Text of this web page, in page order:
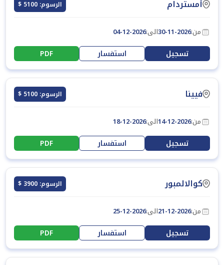
أمستردام الرسوم: 5100 $
من:30-11-2026الى:04-12-2026
تسجيل استفسار PDF
فيينا الرسوم: 5100 $
من:14-12-2026الى:18-12-2026
تسجيل استفسار PDF
كوالالمبور الرسوم: 3900 $
من:21-12-2026الى:25-12-2026
تسجيل استفسار PDF